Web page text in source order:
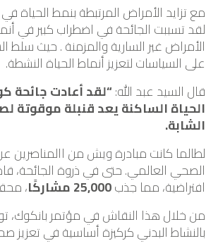
مع تزايد الأمراض المرتبطة بنمط الحياة
لقد تسببت الجائحة في اضطراب كبير في
الأمراض غير السارية والمزمنة . حيث
على السياسات لتعزيز أنماط الحياة النشطة.
قال السيد عبد الله:
الحياة الساكنة يعد قنبلة موقوتة
الشابة.
لطالما كانت مبادرة ويش من االمناصرين
افتراضية، مما جذب25,000 مشاركًا
،
من خلال هذا النقاش في مؤتمر بانكوك،
بالنشاط البدني كركيزة أساسية في